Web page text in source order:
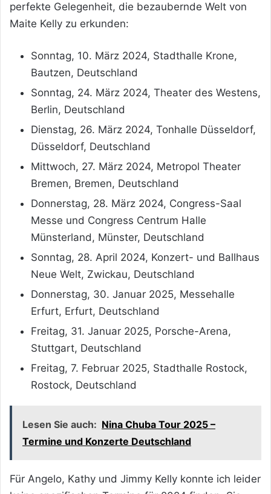
perfekte Gelegenheit, die bezaubernde Welt von
Maite Kelly zu erkunden:
Sonntag, 10. März 2024, Stadthalle Krone,
Bautzen, Deutschland
Sonntag, 24. März 2024, Theater des Westens,
Berlin, Deutschland
Dienstag, 26. März 2024, Tonhalle Düsseldorf,
Düsseldorf, Deutschland
Mittwoch, 27. März 2024, Metropol Theater
Bremen, Bremen, Deutschland
Donnerstag, 28. März 2024, Congress-Saal
Messe und Congress Centrum Halle
Münsterland, Münster, Deutschland
Sonntag, 28. April 2024, Konzert- und Ballhaus
Neue Welt, Zwickau, Deutschland
Donnerstag, 30. Januar 2025, Messehalle
Erfurt, Erfurt, Deutschland
Freitag, 31. Januar 2025, Porsche-Arena,
Stuttgart, Deutschland
Freitag, 7. Februar 2025, Stadthalle Rostock,
Rostock, Deutschland
Lesen Sie auch: Nina Chuba Tour 2025 –
Termine und Konzerte Deutschland
Für Angelo, Kathy und Jimmy Kelly konnte ich leider